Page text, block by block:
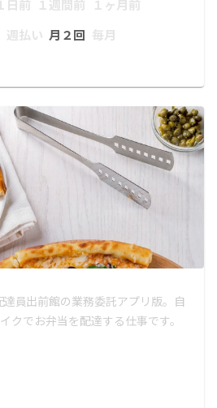
日前 １週間前 １ヶ月前
週払い 月２回 毎月
達員出前館の業務委託アプリ版。自
クでお弁当を配達する仕事です。